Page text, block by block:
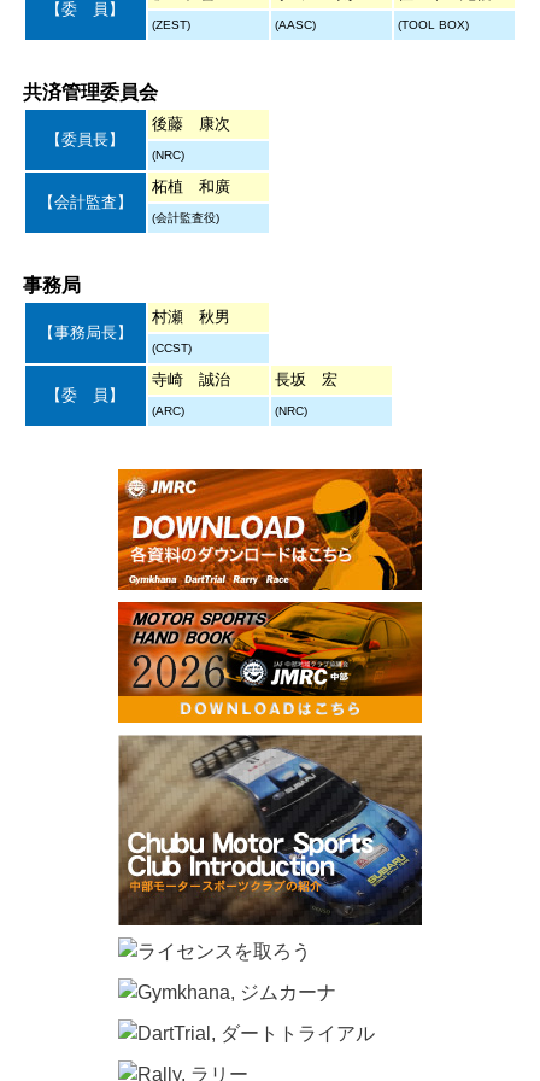
【委 員】
(ZEST) (AASC) (TOOL BOX)
共済管理委員会
【委員長】
後藤 康次
(NRC)
【会計監査】
柘植 和廣
(会計監査役)
事務局
【事務局長】
村瀬 秋男
(CCST)
【委 員】
寺崎 誠治 長坂 宏
(ARC) (NRC)